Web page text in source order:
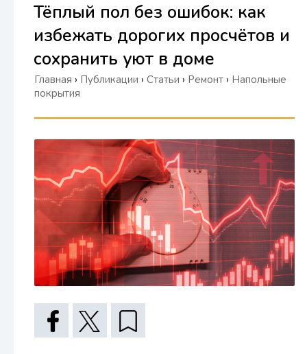
Тёплый пол без ошибок: как
избежать дорогих просчётов и
сохранить уют в доме
Главная › Публикации › Статьи › Ремонт › Напольные
покрытия